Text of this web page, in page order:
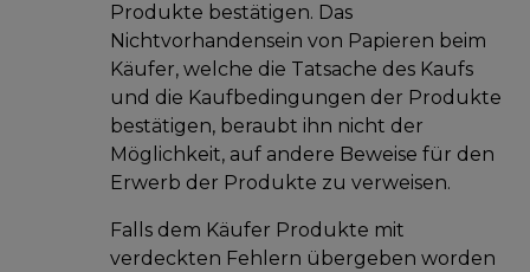
Produkte bestätigen. Das
Nichtvorhandensein von Papieren beim
Käufer, welche die Tatsache des Kaufs
und die Kaufbedingungen der Produkte
bestätigen, beraubt ihn nicht der
Möglichkeit, auf andere Beweise für den
Erwerb der Produkte zu verweisen.
Falls dem Käufer Produkte mit
verdeckten Fehlern übergeben worden